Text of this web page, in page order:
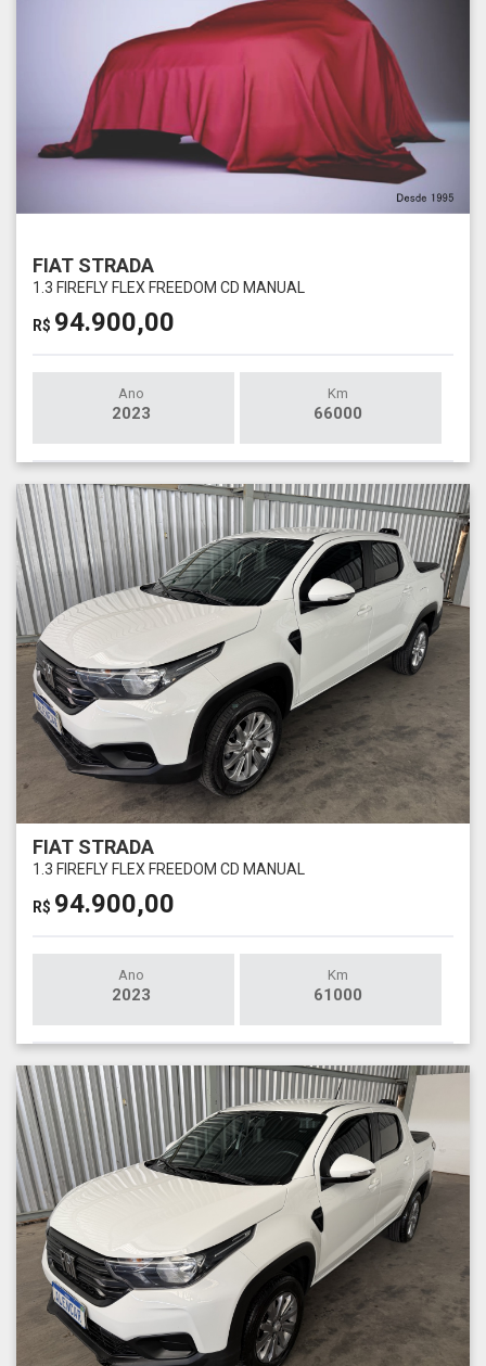
FIAT STRADA
1.3 FIREFLY FLEX FREEDOM CD MANUAL
R$ 94.900,00
Ano
2023
Km
66000
FIAT STRADA
1.3 FIREFLY FLEX FREEDOM CD MANUAL
R$ 94.900,00
Ano
2023
Km
61000